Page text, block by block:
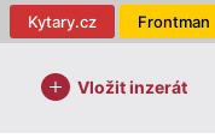
Frontman
Kytary.cz
Vložit inzerát